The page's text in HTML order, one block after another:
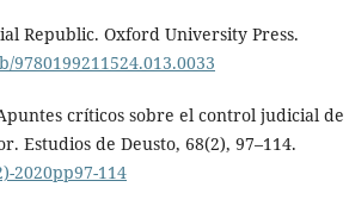
Republic. Oxford University Press.
críticos sobre el control judicial de
Estudios de Deusto, 68(2), 97–114.
2020pp97-114